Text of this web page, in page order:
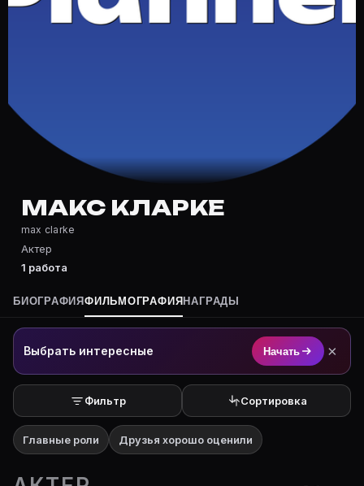
Частые вопросы о Макс Кларке
Полный список — на Movie Planner: https://movie-
Кто такой(ая) Макс Кларке?
Макс Кларке — Актер. Биография и роли на
Где открыть фильмографию Макс Кларке?
На Movie Planner: https://movie-planner.ru/s/
МАКС КЛАРКЕ
max clarke
Актер
1 работа
БИОГРАФИЯФИЛЬМОГРАФИЯ НАГРАДЫ
Выбрать интересные Начать ×
Фильтр Сортировка
Главные роли Друзья хорошо оценили